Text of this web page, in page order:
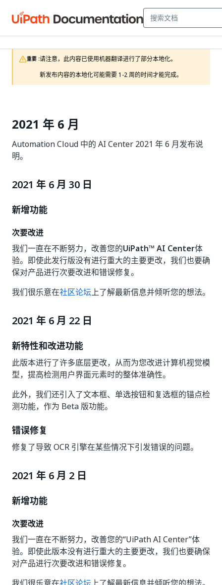
重要 :请注意，此内容已使用机器翻译进行了部分本地化。
新发布内容的本地化可能需要 1-2 周的时间才能完成。
2021 年 6 月
Automation Cloud 中的 AI Center 2021 年 6 月发布说
明。
2021 年 6 月 30 日
新增功能
次要改进
我们一直在不断努力，改善您的UiPath™ AI Center体
验。即使此发行版没有进行重大的主要更改，我们也要确
保对产品进行次要改进和错误修复。
我们很乐意在社区论坛上了解最新信息并倾听您的想法。
2021 年 6 月 22 日
新特性和改进功能
此版本进行了许多底层更改，从而为您改进计算机视觉模
型，提高检测用户界面元素时的整体准确性。
此外，我们还引入了文本框、单选按钮和复选框的锚点检
测功能，作为 Beta 版功能。
错误修复
修复了导致 OCR 引擎在某些情况下引发错误的问题。
2021 年 6 月 2 日
新增功能
次要改进
我们一直在不断努力，改善您的“UiPath AI Center”体
验。即使此版本没有进行重大的主要更改，我们也要确保
对产品进行次要改进和错误修复。